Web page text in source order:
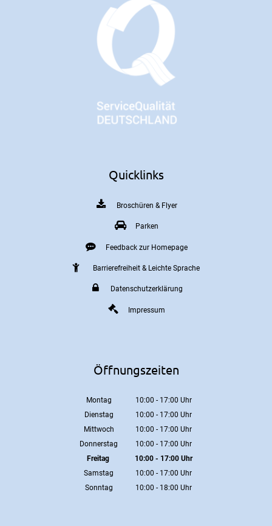
Quicklinks
Broschüren & Flyer
Parken
Feedback zur Homepage
Barrierefreiheit & Leichte Sprache
Datenschutzerklärung
Impressum
Öffnungszeiten
Montag 10:00 - 17:00 Uhr
Von 10:00 bis 17:00 Uhr
Dienstag 10:00 - 17:00 Uhr
Von 10:00 bis 17:00 Uhr
Mittwoch 10:00 - 17:00 Uhr
Von 10:00 bis 17:00 Uhr
Donnerstag 10:00 - 17:00 Uhr
Von 10:00 bis 17:00 Uhr
Freitag 10:00- 17:00Uhr
Von 10:00 bis 17:00 Uhr
Samstag 10:00 - 17:00 Uhr
Von 10:00 bis 17:00 Uhr
Sonntag 10:00 - 18:00 Uhr